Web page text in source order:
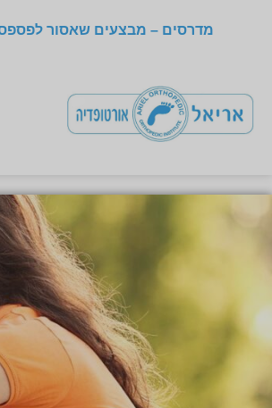
מדרסים – מבצעים שאסור